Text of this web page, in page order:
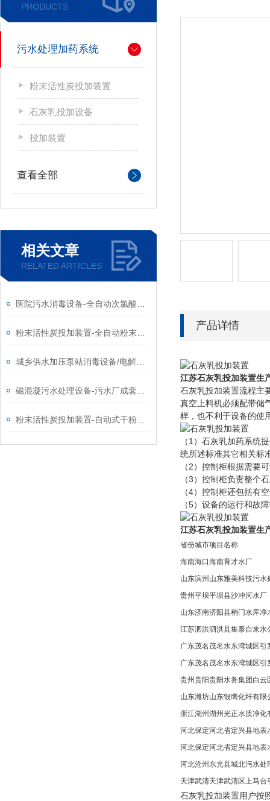
PRODUCTS
污水处理加药系统
粉末活性炭投加装置
石灰乳投加设备
投加装置
查看全部
相关文章
RELATED ARTICLES
产品详情
江苏石灰乳投加装置生
石灰乳投加装置流程主
真空上料机必须配带储
样，也不利于设备的使
（1）石灰乳加药系统
统所述标准其它相关标
（2）控制柜根据需要
（3）控制柜负责整个
（4）控制柜还包括有
（5）设备的运行和故
江苏石灰乳投加装置生
省份城市项目名称
海南海口海南育才水厂
山东滨州 山东雅美科技污水
贵州平坝平坝县沙冲河水厂
山东济南济阳县稍门水库净
江苏泗洪泗洪县集泰自来水
广东茂名 茂名水东湾城区引
广东茂名 茂名水东湾城区引
贵州贵阳贵阳水务集团白云
山东潍坊山东银鹰化纤有限
浙江湖州湖州光正水质净
河北保定河北省定兴县地表
河北保定河北省定兴县地表
河北沧州 东光县城北污水处
天津武清天津武清区上马台
石灰乳投加装置用户按